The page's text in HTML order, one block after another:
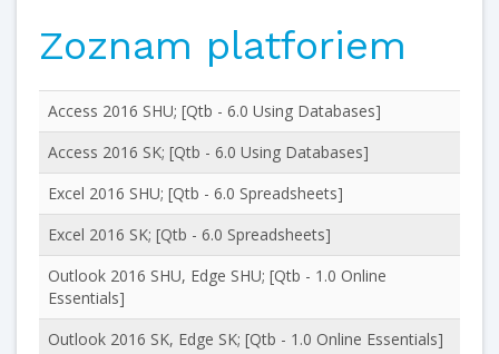
Zoznam platforiem
Access 2016 SHU; [Qtb - 6.0 Using Databases]
Access 2016 SK; [Qtb - 6.0 Using Databases]
Excel 2016 SHU; [Qtb - 6.0 Spreadsheets]
Excel 2016 SK; [Qtb - 6.0 Spreadsheets]
Outlook 2016 SHU, Edge SHU; [Qtb - 1.0 Online
Essentials]
Outlook 2016 SK, Edge SK; [Qtb - 1.0 Online Essentials]